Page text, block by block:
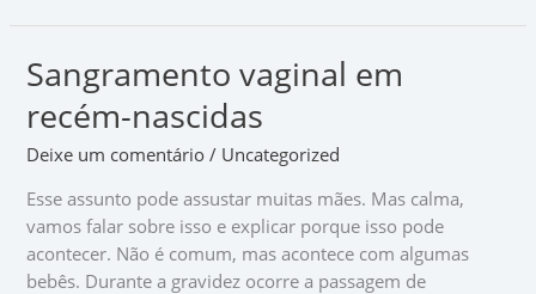
Sangramento vaginal em
recém-nascidas
Deixe um comentário / Uncategorized
Esse assunto pode assustar muitas mães. Mas calma,
vamos falar sobre isso e explicar porque isso pode
acontecer. Não é comum, mas acontece com algumas
bebês. Durante a gravidez ocorre a passagem de
Sangramento
vaginal
em
recém-